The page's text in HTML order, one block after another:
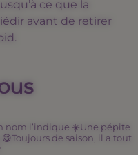
ce que la
avant de retirer
nom l’indique ☀️Une pépite
😋Toujours de saison, il a tout